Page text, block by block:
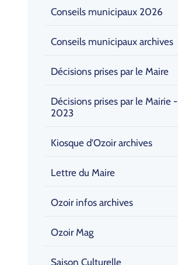
Conseils municipaux 2026
Conseils municipaux archives
Décisions prises par le Maire
Décisions prises par le Mairie -
2023
Kiosque d'Ozoir archives
Lettre du Maire
Ozoir infos archives
Ozoir Mag
Saison Culturelle